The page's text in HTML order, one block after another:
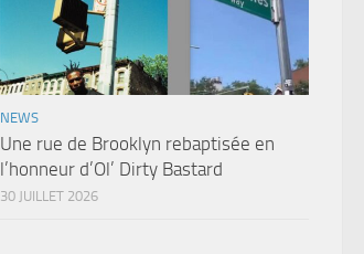
NEWS
Une rue de Brooklyn rebaptisée en
l’honneur d’Ol’ Dirty Bastard
30 JUILLET 2026